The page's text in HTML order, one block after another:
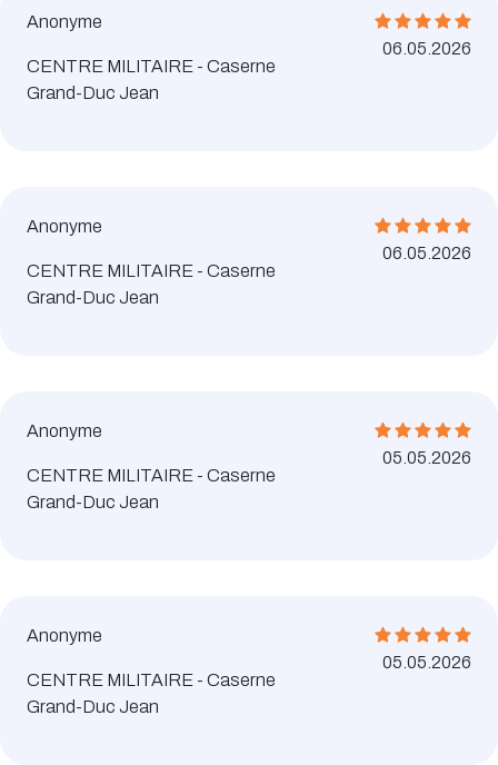
Anonyme
CENTRE MILITAIRE - Caserne
Grand-Duc Jean
06.05.2026
Anonyme
CENTRE MILITAIRE - Caserne
Grand-Duc Jean
06.05.2026
Anonyme
CENTRE MILITAIRE - Caserne
Grand-Duc Jean
05.05.2026
Anonyme
CENTRE MILITAIRE - Caserne
Grand-Duc Jean
05.05.2026